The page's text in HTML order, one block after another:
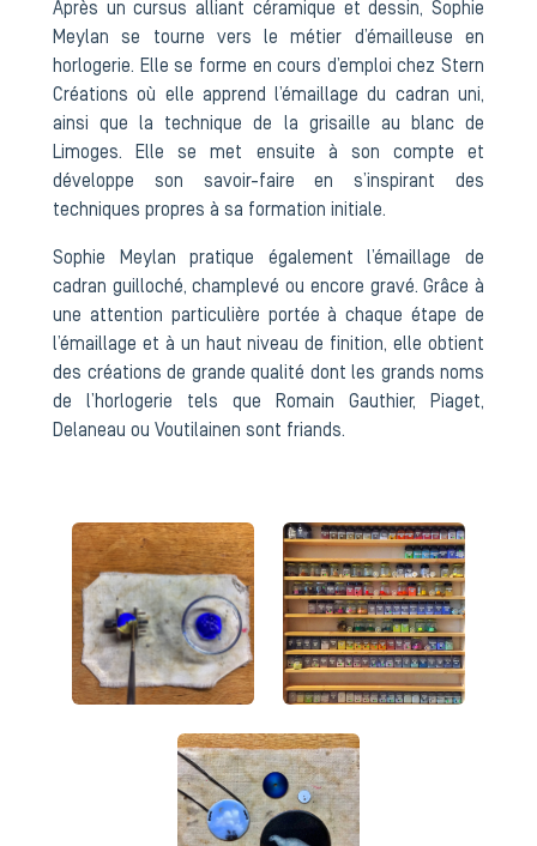
Après un cursus alliant céramique et dessin, Sophie
Meylan se tourne vers le métier d’émailleuse en
horlogerie. Elle se forme en cours d’emploi chez Stern
Créations où elle apprend l’émaillage du cadran uni,
ainsi que la technique de la grisaille au blanc de
Limoges. Elle se met ensuite à son compte et
développe son savoir-faire en s’inspirant des
techniques propres à sa formation initiale.
Sophie Meylan pratique également l’émaillage de
cadran guilloché, champlevé ou encore gravé. Grâce à
une attention particulière portée à chaque étape de
l’émaillage et à un haut niveau de finition, elle obtient
des créations de grande qualité dont les grands noms
de l’horlogerie tels que Romain Gauthier, Piaget,
Delaneau ou Voutilainen sont friands.